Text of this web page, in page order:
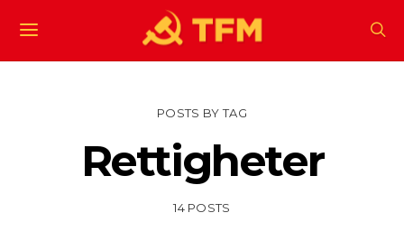
POSTS BY TAG
Rettigheter
14 POSTS